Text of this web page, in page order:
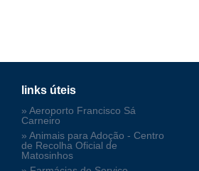
links úteis
» Aeroporto Francisco Sá
Carneiro
» Animais para Adoção - Centro
de Recolha Oficial de
Matosinhos